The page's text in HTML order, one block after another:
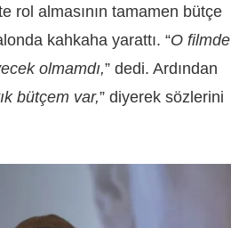
rol almasının tamamen bütçe
kahkaha yarattı. “O filmde
olmamdı,” dedi. Ardından
bütçem var,” diyerek sözlerini